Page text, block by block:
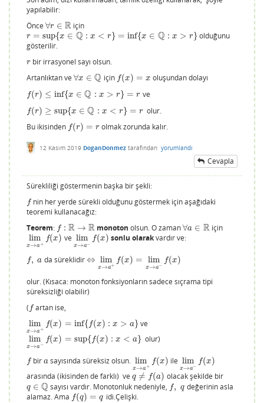
yapılabilir:
Önce ∀r ∈ R
∀r∈R için
r = sup{x ∈ Q : x < r} = inf{x ∈ Q : x > r}
r= sup{x∈Q: x< }= inf{x ∈Q:x> r}
olduğunu
gösterilir.
r
r bir irrasyonel sayı olsun.
Artanlıktan ve ∀x ∈ Q
∀x∈Q için f(x) = x
f(x)=x oluşundan dolayı
f(r) ≤ inf{x ∈ Q : x > r} = r
f(r)≤inf{ x∈Q:x> r} =r ve
f(r) ≥ sup{x ∈ Q : x < r} = r
f(r)≥sup {x∈Q:x< r} =r
olur.
Bu ikisinden f(r) = r
f(r)=r olmak zorunda kalır.
12 Kasım 2019 DoganDonmez tarafından yorumlandı
Cevapla
Sürekliliği göstermenin başka bir şekli:
f
f nin her yerde sürekli olduğunu göstermek için aşağıdaki
teoremi kullanacağız:
Teorem: f : R → R
f:R→R monoton olsun. O zaman∀a ∈ R
∀a∈R
için
lim
x→a+
f(x)
limx→a+f(x )ve lim
x→a−
f(x)
limx→a−f(x )sonlu olarakvardır ve:
f, a
f,a da süreklidir⇔ lim
x→a+
f(x) = lim
x→a−
f(x)
⇔limx→ a+f(x) =lim x→a −f(x)
olur. (Kısaca: monoton fonksiyonların sadece sıçrama tipi
süreksizliği olabilir)
( f
f artan ise,
lim
x→a+
f(x) = inf{ f(x) : x > a}
limx→ a+f(x )=inf{f(x ):x>a
ve
lim
x→a−
f(x) = sup{ f(x) : x < a}
limx→ a−f(x )=sup{f(x ):x<a } olur)
f
f bira
a sayısında süreksiz olsun. lim
x→a+
f(x)
limx→a+f(x )ile lim
x→a−
f(x)
limx→a−f(x
arasında (ikisinden de farklı) ve q ≠ f(a)
q ≠f( ) olacak şekilde bir
q ∈ Q
q ∈Q sayısı vardır. Monotonluk nedeniyle, f, q
f,q
değerinin asla
alamaz. Ama f(q) = q
f(q)= q
idi.Çelişki.